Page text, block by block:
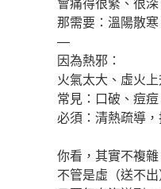
那需要：溫陽散
—
因為熱邪：
火氣太大、虛火
常見：口破、痘
必須：清熱疏導
你看，其實不複雜
不管是虛（送不